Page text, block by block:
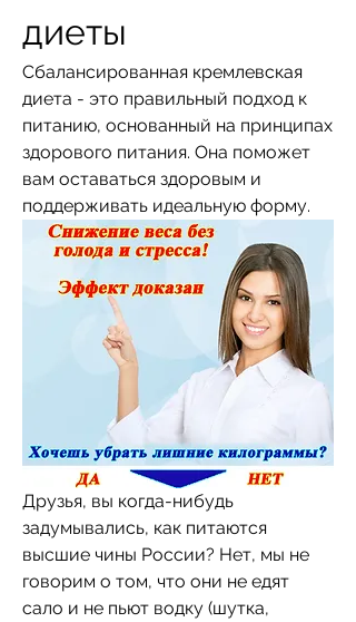
диеты
Сбалансированная кремлевская
диета - это правильный подход к
питанию, основанный на принципах
здорового питания. Она поможет
вам оставаться здоровым и
поддерживать идеальную форму.
Друзья, вы когда-нибудь
задумывались, как питаются
высшие чины России? Нет, мы не
говорим о том, что они не едят
сало и не пьют водку (шутка,